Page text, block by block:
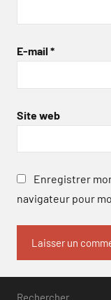
E-mail *
Site web
Enregistrer
navigateur pour
Rechercher